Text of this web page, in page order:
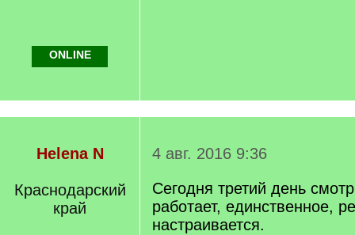
ONLINE
Helena N
Краснодарский
край
4 авг. 2016 9:36
Сегодня третий день
работает, единственное,
настраивается.